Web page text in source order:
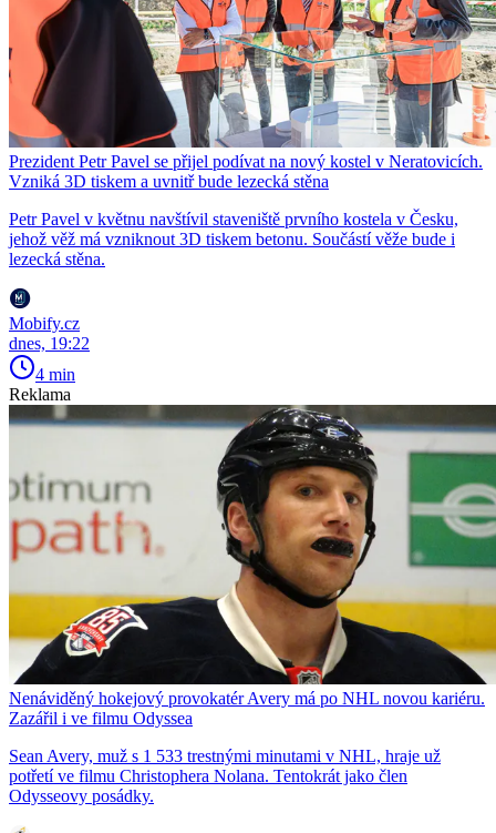
Prezident Petr Pavel se přijel podívat na nový kostel v Neratovicích.
Vzniká 3D tiskem a uvnitř bude lezecká stěna
Petr Pavel v květnu navštívil staveniště prvního kostela v Česku,
jehož věž má vzniknout 3D tiskem betonu. Součástí věže bude i
lezecká stěna.
Mobify.cz
dnes, 19:22
4 min
Reklama
Nenáviděný hokejový provokatér Avery má po NHL novou kariéru.
Zazářil i ve filmu Odyssea
Sean Avery, muž s 1 533 trestnými minutami v NHL, hraje už
potřetí ve filmu Christophera Nolana. Tentokrát jako člen
Odysseovy posádky.